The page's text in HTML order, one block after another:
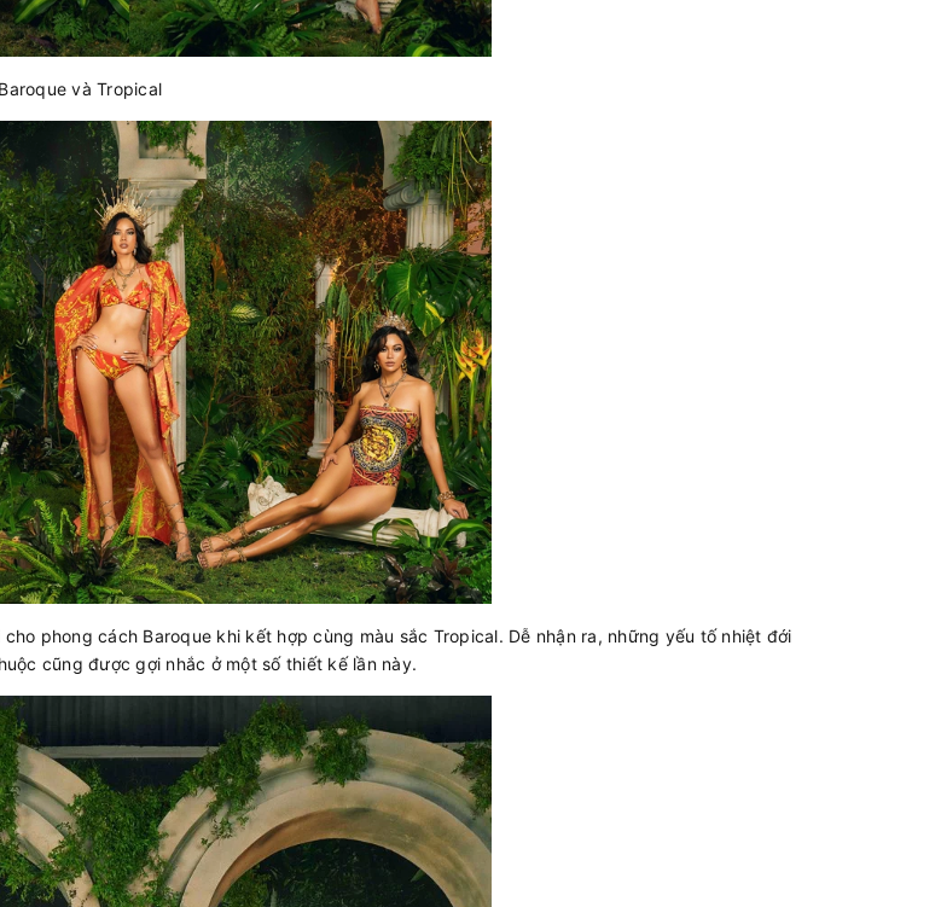
và Tropical
phong cách Baroque khi kết hợp cùng màu sắc Tropical. Dễ nhận ra, những yếu tố nhiệt đới
cũng được gợi nhắc ở một số thiết kế lần này.